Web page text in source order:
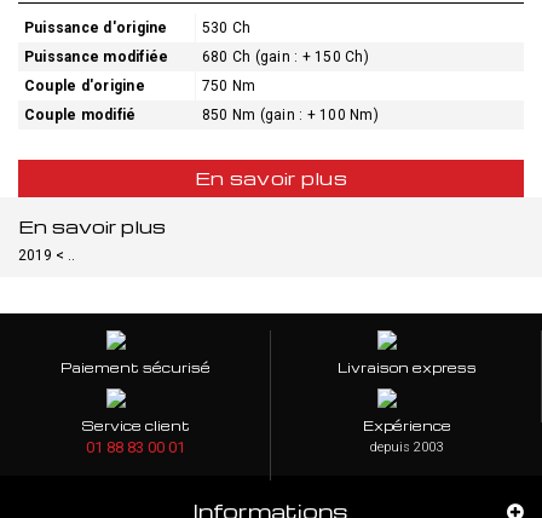
Puissance d'origine
530 Ch
Puissance modifiée
680 Ch (gain : + 150 Ch)
Couple d'origine
750 Nm
Couple modifié
850 Nm (gain : + 100 Nm)
En savoir plus
En savoir plus
2019 < ..
Paiement sécurisé Livraison express
Service client
01 88 83 00 01
Expérience
depuis 2003
Informations